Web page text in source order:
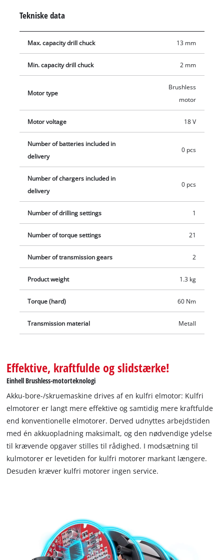
krævende skrueopgaver og hurtige boreopgaver samt LED-
arbejdslys til belysning af arbejdsområdet. Takket være det
ergonomiske design med softgrip er det også muligt at
projekter, samtidig med at ekstragrebet skåner leddene.
Maskinen leveres uden akku og uden oplader, disse kan købes
separat, f.eks. som et praktisk startsæt i forskellige styrker.
Tekniske data
Max. capacity drill chuck 13 mm
Min. capacity drill chuck 2 mm
Motor type
Brushless
motor
Motor voltage 18 V
Number of batteries included in
delivery
0 pcs
Number of chargers included in
delivery
0 pcs
Number of drilling settings 1
Number of torque settings 21
Number of transmission gears 2
Product weight 1.3 kg
Torque (hard) 60 Nm
Transmission material Metall
Effektive, kraftfulde og slidstærke!
Einhell Brushless-motorteknologi
Akku-bore-/skruemaskine drives af en kulfri elmotor: Kulfri
elmotorer er langt mere effektive og samtidig mere kraftfulde
end konventionelle elmotorer. Derved udnyttes arbejdstiden
med én akkuopladning maksimalt, og den nødvendige ydelse
til krævende opgaver stilles til rådighed. I modsætning til
kulmotorer er levetiden for kulfri motorer markant længere.
Desuden kræver kulfri motorer ingen service.